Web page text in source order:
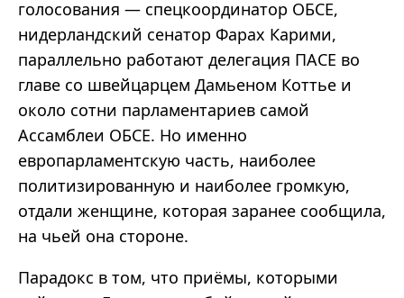
голосования — спецкоординатор ОБСЕ,
нидерландский сенатор Фарах Карими,
параллельно работают делегация ПАСЕ во
главе со швейцарцем Дамьеном Коттье и
около сотни парламентариев самой
Ассамблеи ОБСЕ. Но именно
европарламентскую часть, наиболее
политизированную и наиболее громкую,
отдали женщине, которая заранее сообщила,
на чьей она стороне.
Парадокс в том, что приёмы, которыми